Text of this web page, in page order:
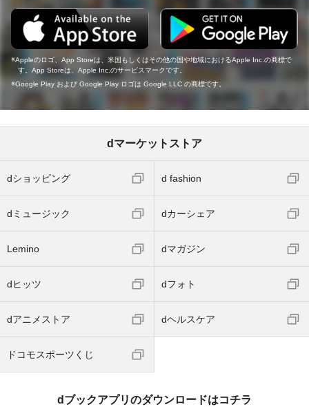
Appleのロゴ、App Storeは、米国もしくはその他の国や地域におけるApple Inc.の商標で
す。App Storeは、Apple Inc.のサービスマークです。
Google Play および Google Play ロゴは Google LLC の商標です。
dマーケットストア
dショッピング d fashion
dミュージック dカーシェア
Lemino dマガジン
dヒッツ dフォト
dアニメストア dヘルスケア
ドコモスポーツくじ
dブックアプリのダウンロードはコチラ